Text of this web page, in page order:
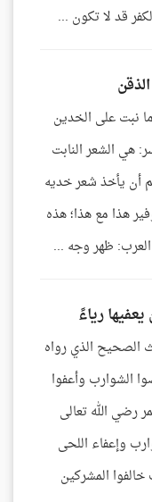
قد لا تكون ...
نبت على الخدين
هي الشعر النابت
أن يأخذ شعر خديه
هذا مع هذا؛ هذه
العرب: ظهر وجه ...
رياءً
الذي رواه
الشوارب وأعفوا
رضي الله تعالى
وإعفاء اللحى
المشركين